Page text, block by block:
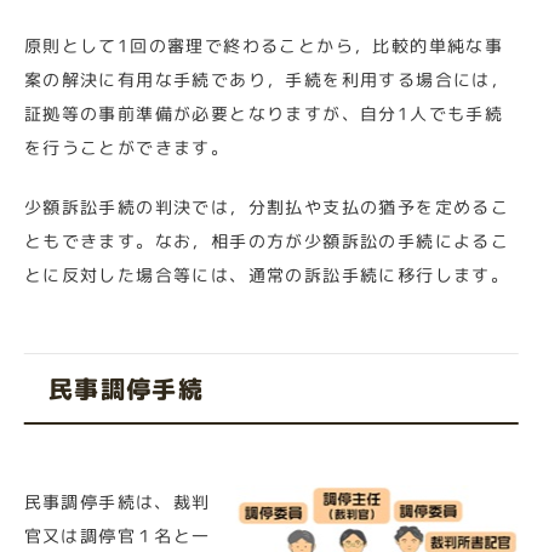
原則として1回の審理で終わることから，比較的単純な事
案の解決に有用な手続であり，手続を利用する場合には，
証拠等の事前準備が必要となりますが、自分1人でも手続
を行うことができます。
少額訴訟手続の判決では，分割払や支払の猶予を定めるこ
ともできます。なお，相手の方が少額訴訟の手続によるこ
とに反対した場合等には、通常の訴訟手続に移行します。
民事調停手続
民事調停手続は、裁判
官又は調停官１名と一